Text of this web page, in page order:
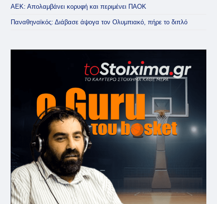
ΑΕΚ: Απολαμβάνει κορυφή και περιμένει ΠΑΟΚ
Παναθηναϊκός: Διάβασε άψογα τον Ολυμπιακό, πήρε το διπλό